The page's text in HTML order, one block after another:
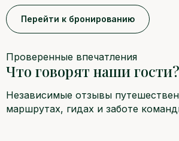
Перейти к бронированию
Проверенные впечатления
Что говорят наши гости?
Независимые отзывы
маршрутах, гидах и заботе